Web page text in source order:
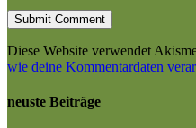
Diese Website verwendet
wie deine Kommentardaten
neuste Beiträge